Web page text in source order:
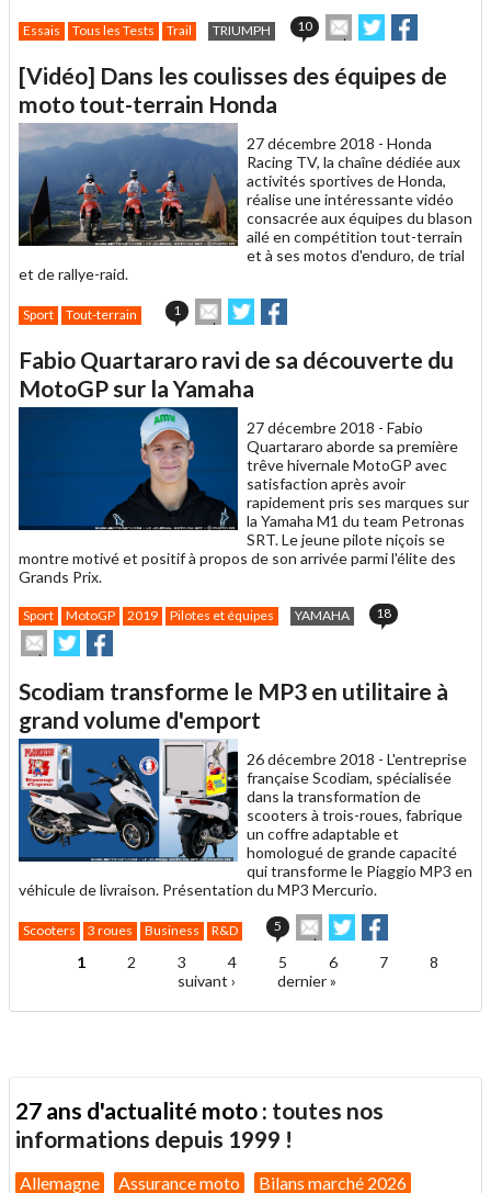
Essais Tous les Tests Trail TRIUMPH 10
Envoyer
cet
à
Partager
sur sur
[Vidéo] Dans les coulisses des équipes de
moto tout-terrain Honda
27 décembre 2018 - Honda
Racing TV, la chaîne dédiée aux
activités sportives de Honda,
réalise une intéressante vidéo
consacrée aux équipes du blason
ailé en compétition tout-terrain
et à ses motos d'enduro, de trial
et de rallye-raid.
Sport Tout-terrain 1
Envoyer
cet
à
un
ami
Partager
sur sur
Fabio Quartararo ravi de sa découverte du
MotoGP sur la Yamaha
27 décembre 2018 - Fabio
Quartararo aborde sa première
trêve hivernale MotoGP avec
satisfaction après avoir
rapidement pris ses marques sur
la Yamaha M1 du team Petronas
SRT. Le jeune pilote niçois se
montre motivé et positif à propos de son arrivée parmi l'élite des
Grands Prix.
Sport MotoGP 2019 Pilotes et équipes YAMAHA 18
Envoyer
cet
à
un
ami
Partager
sur
sur
Scodiam transforme le MP3 en utilitaire à
grand volume d'emport
26 décembre 2018 - L'entreprise
française Scodiam, spécialisée
dans la transformation de
scooters à trois-roues, fabrique
un coffre adaptable et
homologué de grande capacité
qui transforme le Piaggio MP3 en
véhicule de livraison. Présentation du MP3 Mercurio.
Scooters 3 roues Business R&D 5
Envoyer
cet
article
à
ami
Partager
sur
Twitter
sur
Facebook
Pages1 2 3 4 5 6 7
8
suivant ›
dernier »
27 ans d'actualité moto : toutes nos
informations depuis 1999 !
Allemagne Assurance moto Bilans marché 2026